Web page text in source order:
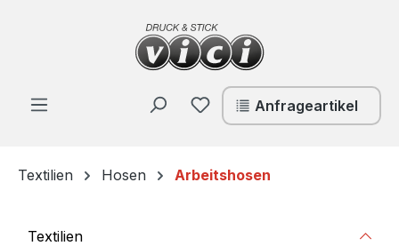
Zum Hauptinhalt springen
Du hast 0 Produkte auf
Anfrageartikel
Textilien Hosen Arbeitshosen
Textilien